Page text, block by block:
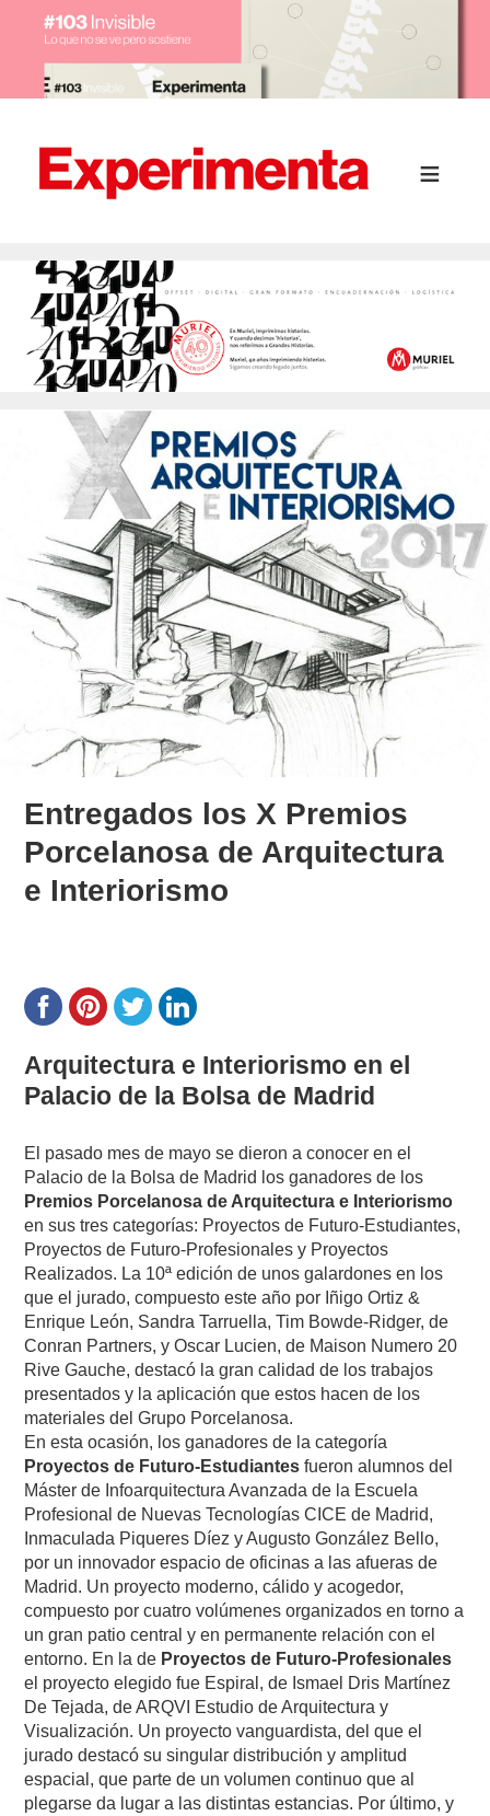
Entregados los X Premios
Porcelanosa de Arquitectura
e Interiorismo
Arquitectura e Interiorismo en el
Palacio de la Bolsa de Madrid
El pasado mes de mayo se dieron a conocer en el
Palacio de la Bolsa de Madrid los ganadores de los
Premios Porcelanosa de Arquitectura e Interiorismo
en sus tres categorías: Proyectos de Futuro-Estudiantes,
Proyectos de Futuro-Profesionales y Proyectos
Realizados. La 10ª edición de unos galardones en los
que el jurado, compuesto este año por Iñigo Ortiz &
Enrique León, Sandra Tarruella, Tim Bowde-Ridger, de
Conran Partners, y Oscar Lucien, de Maison Numero 20
Rive Gauche, destacó la gran calidad de los trabajos
presentados y la aplicación que estos hacen de los
materiales del Grupo Porcelanosa.
En esta ocasión, los ganadores de la categoría
Proyectos de Futuro-Estudiantes fueron alumnos del
Máster de Infoarquitectura Avanzada de la Escuela
Profesional de Nuevas Tecnologías CICE de Madrid,
Inmaculada Piqueres Díez y Augusto González Bello,
por un innovador espacio de oficinas a las afueras de
Madrid. Un proyecto moderno, cálido y acogedor,
compuesto por cuatro volúmenes organizados en torno a
un gran patio central y en permanente relación con el
entorno. En la de Proyectos de Futuro-Profesionales
el proyecto elegido fue Espiral, de Ismael Dris Martínez
De Tejada, de ARQVI Estudio de Arquitectura y
Visualización. Un proyecto vanguardista, del que el
jurado destacó su singular distribución y amplitud
espacial, que parte de un volumen continuo que al
plegarse da lugar a las distintas estancias. Por último, y